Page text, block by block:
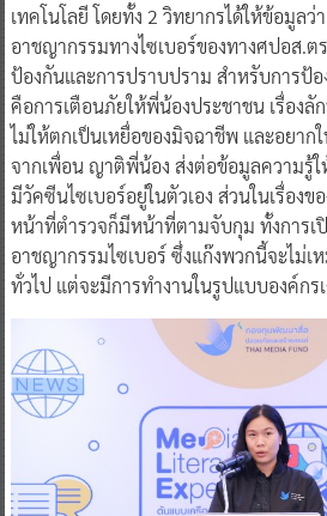
เทคโนโลยี โดยทั้ง 2 วิทยากรได้ให้ข้อมูล
อาชญากรรมทางไซเบอร์ของทางศปอส.ต
ป้องกันและการปราบปราม สำหรับการป้อ
คือการเตือนภัยให้พี่น้องประชาชน เรื่องลั
ไม่ให้ตกเป็นเหยื่อของมิจฉาชีพ และอยาก
จากเพื่อน ญาติพี่น้อง ส่งต่อข้อมูลความรู้
มีวัคซีนไซเบอร์อยู่ในตัวเอง ส่วนในเรื่องข
หน้าที่ตำรวจก็มีหน้าที่ตามจับกุม ทั้งการเ
อาชญากรรมไซเบอร์ ซึ่งแก๊งพวกนี้จะไม่
ทั่วไป แต่จะมีการทำงานในรูปแบบองค์กร